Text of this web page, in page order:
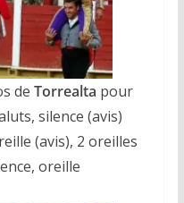
de Torrealta pour
silence (avis)
(avis), 2 oreilles
oreille